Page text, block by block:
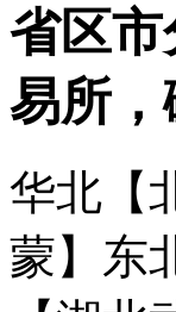
省区
易所
华北【
蒙】 东